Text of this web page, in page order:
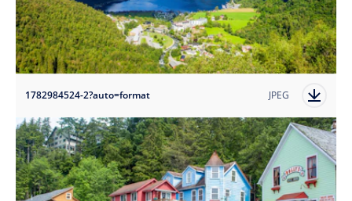
1782984524-2?auto=format JPEG